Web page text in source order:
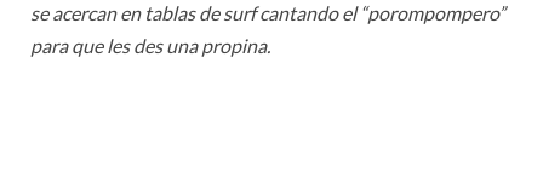
se acercan en tablas de surf cantando el “porompompero”
para que les des una propina.